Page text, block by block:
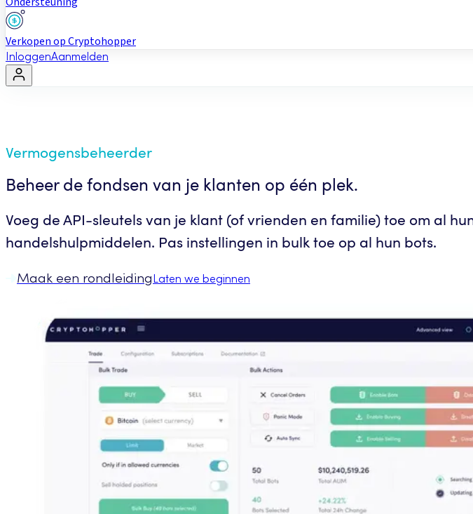
Verkopen op Cryptohopper
InloggenAanmelden
Vermogensbeheerder
Beheer de fondsen van je klanten op één plek.
Voeg de API-sleutels van je klant (of vrienden en familie) toe om al
handelshulpmiddelen. Pas instellingen in bulk toe op al hun bots.
Maak een rondleiding Laten we beginnen